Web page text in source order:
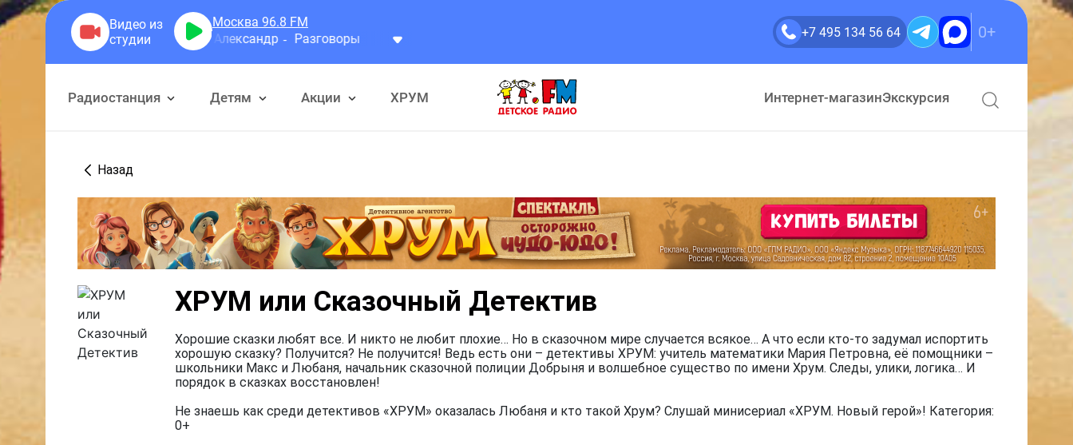
Москва 96.8 FM
Герра Александр
Разговоры +7 495 134 56 64 0+
Радиостанция Детям Акции ХРУМ Интернет-магазинЭкскурсия
Назад
ХРУМ или Сказочный Детектив
Хорошие сказки любят все. И никто не любит плохие… Но в сказочном мире случается всякое… А что если кто-то задумал испортить
хорошую сказку? Получится? Не получится! Ведь есть они – детективы ХРУМ: учитель математики Мария Петровна, её помощники –
школьники Макс и Любаня, начальник сказочной полиции Добрыня и волшебное существо по имени Хрум. Следы, улики, логика… И
порядок в сказках восстановлен!
Не знаешь как среди детективов «ХРУМ» оказалась Любаня и кто такой Хрум? Слушай минисериал «ХРУМ. Новый герой»! Категория:
0+